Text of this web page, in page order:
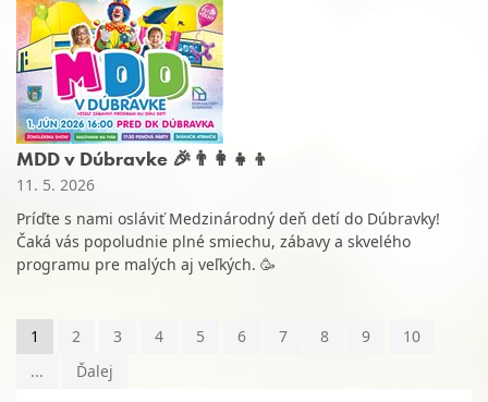
MDD v Dúbravke 🎉👨‍👩‍👧‍👦
11. 5. 2026
Príďte s nami osláviť Medzinárodný deň detí do Dúbravky!
Čaká vás popoludnie plné smiechu, zábavy a skvelého
programu pre malých aj veľkých. 🥳
1 2 3 4 5 6 7 8 9
10
...
Ďalej